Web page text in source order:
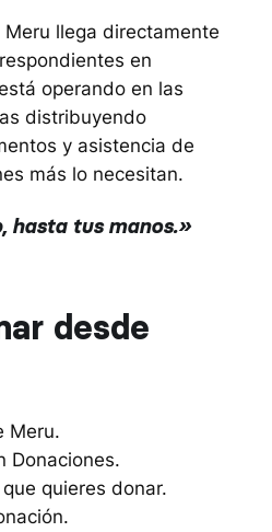
llega directamente
en
operando en las
distribuyendo
y asistencia de
más lo necesitan.
hasta tus manos.»
desde
Meru.
Donaciones.
quieres donar.